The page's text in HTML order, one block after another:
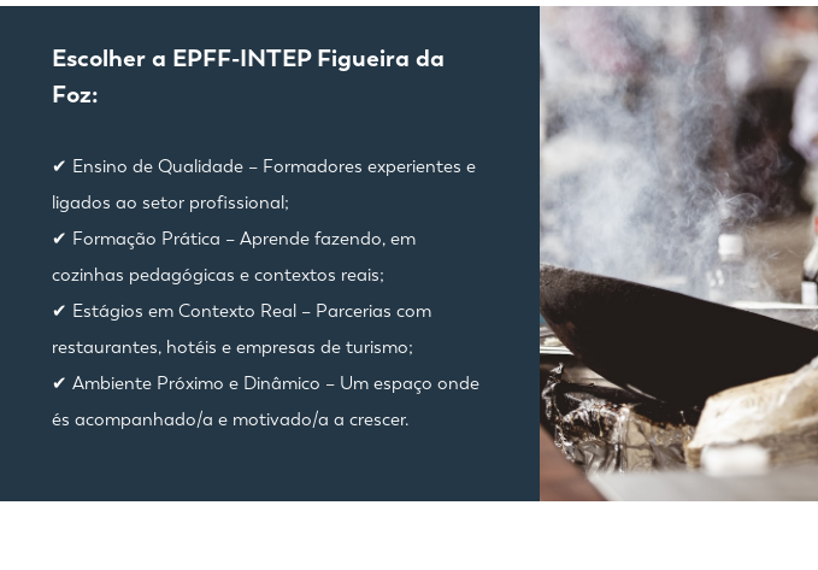
Escolher a EPFF-INTEP Figueira da
Foz:
✔ Ensino de Qualidade – Formadores experientes e
ligados ao setor profissional;
✔ Formação Prática – Aprende fazendo, em
cozinhas pedagógicas e contextos reais;
✔ Estágios em Contexto Real – Parcerias com
restaurantes, hotéis e empresas de turismo;
✔ Ambiente Próximo e Dinâmico – Um espaço onde
és acompanhado/a e motivado/a a crescer.